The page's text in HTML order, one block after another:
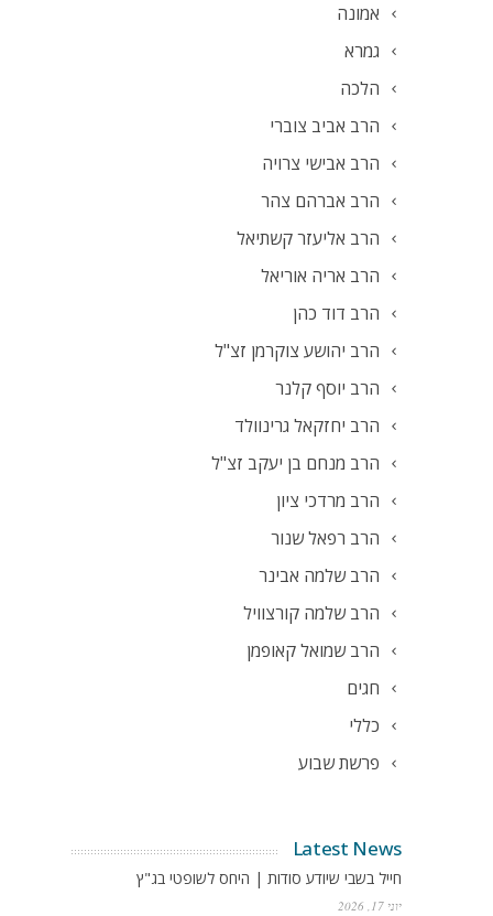
אמונה
גמרא
הלכה
הרב אביב צוברי
הרב אבישי צרויה
הרב אברהם צהר
הרב אליעזר קשתיאל
הרב אריה אוריאל
הרב דוד כהן
הרב יהושע צוקרמן זצ"ל
הרב יוסף קלנר
הרב יחזקאל גרינוולד
הרב מנחם בן יעקב זצ"ל
הרב מרדכי ציון
הרב רפאל שנור
הרב שלמה אבינר
הרב שלמה קורצוויל
הרב שמואל קאופמן
חגים
כללי
פרשת שבוע
Latest News
חייל בשבי שיודע סודות | היחס לשופטי בג"ץ
יוני 17, 2026